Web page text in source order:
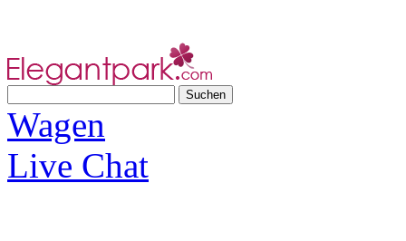
Wagen
Live Chat